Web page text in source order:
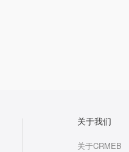
关于我们
关于CRMEB